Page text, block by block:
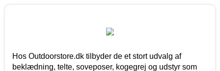
Hos Outdoorstore.dk tilbyder de et stort udvalg af
beklædning, telte, soveposer, kogegrej og udstyr som